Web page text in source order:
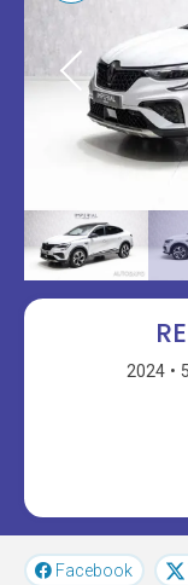
2024
Facebook